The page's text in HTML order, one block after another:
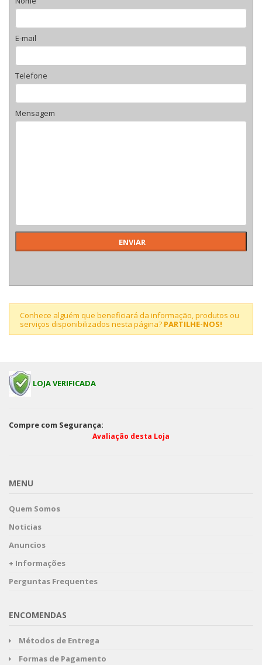
E-mail
Telefone
Mensagem
Conhece alguém que beneficiará da informação, produtos ou
serviços disponibilizados nesta página? PARTILHE-NOS!
LOJA VERIFICADA
Compre com Segurança:
Avaliação desta Loja
MENU
Quem Somos
Noticias
Anuncios
+ Informações
Perguntas Frequentes
ENCOMENDAS
Métodos de Entrega
Formas de Pagamento